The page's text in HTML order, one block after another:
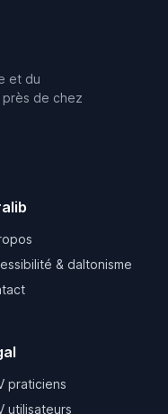
et du
de chez
& daltonisme
praticiens
utilisateurs